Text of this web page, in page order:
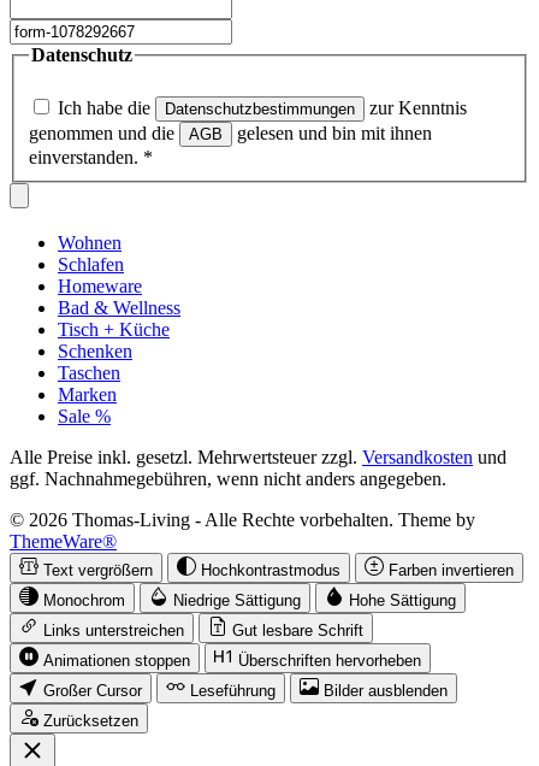
Datenschutz
Ich habe die Datenschutzbestimmungen
zur Kenntnis
genommen und die
AGB
gelesen und bin mit ihnen
einverstanden. *
Wohnen
Schlafen
Homeware
Bad & Wellness
Tisch + Küche
Schenken
Taschen
Marken
Sale %
Alle Preise inkl. gesetzl. Mehrwertsteuer zzgl. Versandkosten und
ggf. Nachnahmegebühren, wenn nicht anders angegeben.
© 2026 Thomas-Living - Alle Rechte vorbehalten. Theme by
ThemeWare®
Text vergrößern Hochkontrastmodus
Farben invertieren
Monochrom
Niedrige Sättigung
Hohe Sättigung
Links unterstreichen
Gut lesbare Schrift
Animationen stoppen
Überschriften hervorheben
Großer Cursor
Leseführung
Bilder ausblenden
Zurücksetzen